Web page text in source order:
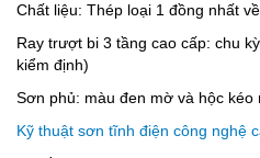
Chất liệu: Thép loại 1 đồng nhất
Ray trượt bi 3 tầng cao cấp: chu
kiểm định)
Sơn phủ: màu đen mờ và hộc kéo
Kỹ thuật sơn tĩnh điện công nghệ